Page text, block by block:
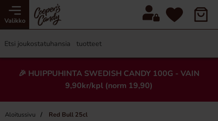
Valikko
🎉 HUIPPUHINTA SWEDISH CANDY 100G - VAIN
9,90kr/kpl (norm 19,90)
Aloitussivu Red Bull 25cl